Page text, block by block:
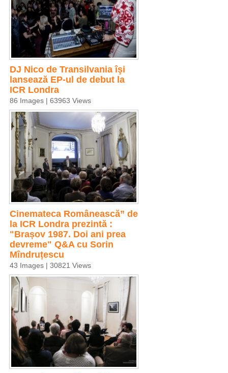
DJ Nico de Transilvania îşi
lansează EP-ul de debut la
ICR Londra
86 Images | 63963 Views
Cinemateca Românească” de
la ICR Londra prezintă :
"Brașov 1987. Doi ani prea
devreme" Q&A cu Sorin
Mîndruțescu
43 Images | 30821 Views